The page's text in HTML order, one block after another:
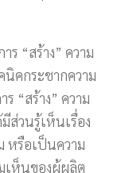
“สร้าง” ความ
คกระชากความ
“สร้าง” ความ
ส่วนรู้เห็นเรื่อง
หรือเป็นความ
เห็นของผู้ผลิต